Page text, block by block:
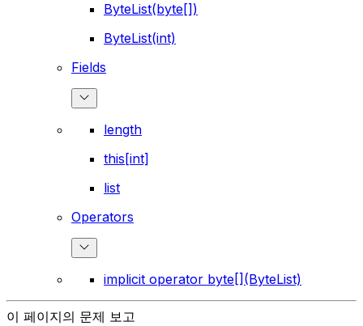
ByteList(byte[])
ByteList(int)
Fields
length
this[int]
list
Operators
implicit operator byte[](ByteList)
이 페이지의 문제 보고